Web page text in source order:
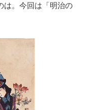
は。今回は「明治の